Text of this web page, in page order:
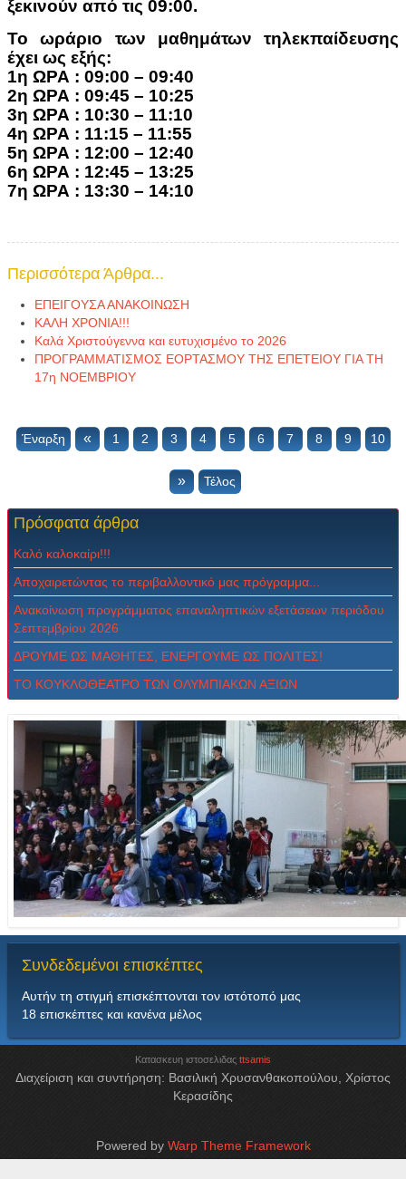
ξεκινούν από τις 09:00.
Το ωράριο των μαθημάτων τηλεκπαίδευσης
έχει ως εξής:
1η ΩΡΑ : 09:00 – 09:40
2η ΩΡΑ : 09:45 – 10:25
3η ΩΡΑ : 10:30 – 11:10
4η ΩΡΑ : 11:15 – 11:55
5η ΩΡΑ : 12:00 – 12:40
6η ΩΡΑ : 12:45 – 13:25
7η ΩΡΑ : 13:30 – 14:10
Περισσότερα Άρθρα...
ΕΠΕΙΓΟΥΣΑ ΑΝΑΚΟΙΝΩΣΗ
ΚΑΛΗ ΧΡΟΝΙΑ!!!
Καλά Χριστούγεννα και ευτυχισμένο το 2026
ΠΡΟΓΡΑΜΜΑΤΙΣΜΟΣ ΕΟΡΤΑΣΜΟΥ ΤΗΣ ΕΠΕΤΕΙΟΥ ΓΙΑ ΤΗ
17η ΝΟΕΜΒΡΙΟΥ
Έναρξη « 1 2 3 4 5 6 7 8 9 10
» Τέλος
Πρόσφατα άρθρα
Καλό καλοκαίρι!!!
Αποχαιρετώντας το περιβαλλοντικό μας πρόγραμμα...
Ανακοίνωση προγράμματος επαναληπτικών εξετάσεων περιόδου
Σεπτεμβρίου 2026
ΔPOYME ΩΣ MAΘHTEΣ, ENEPΓOYME ΩΣ ΠOΛITEΣ!
ΤΟ ΚΟΥΚΛΟΘΕΑΤΡΟ ΤΩΝ ΟΛΥΜΠΙΑΚΩΝ ΑΞΙΩΝ
Συνδεδεμένοι επισκέπτες
Αυτήν τη στιγμή επισκέπτονται τον ιστότοπό μας
18 επισκέπτες και κανένα μέλος
Κατασκευη ιστοσελιδας ttsamis
Διαχείριση και συντήρηση: Βασιλική Χρυσανθακοπούλου, Χρίστος
Κερασίδης
Powered by Warp Theme Framework